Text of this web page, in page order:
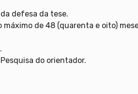
defesa da tese.
máximo de 48 (quarenta e oito)
do orientador.